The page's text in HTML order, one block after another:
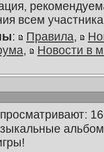
всем
: Правила,
,
Новости в